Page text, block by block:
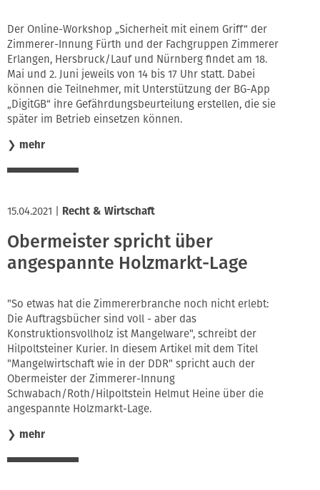
Der Online-Workshop „Sicherheit mit einem Griff“ der
Zimmerer-Innung Fürth und der Fachgruppen Zimmerer
Erlangen, Hersbruck/Lauf und Nürnberg findet am 18.
Mai und 2. Juni jeweils von 14 bis 17 Uhr statt. Dabei
können die Teilnehmer, mit Unterstützung der BG-App
„DigitGB“ ihre Gefährdungsbeurteilung erstellen, die sie
später im Betrieb einsetzen können.
❯ mehr
15.04.2021 Recht & Wirtschaft
Obermeister spricht über
angespannte Holzmarkt-Lage
"So etwas hat die Zimmererbranche noch nicht erlebt:
Die Auftragsbücher sind voll - aber das
Konstruktionsvollholz ist Mangelware", schreibt der
Hilpoltsteiner Kurier. In diesem Artikel mit dem Titel
"Mangelwirtschaft wie in der DDR" spricht auch der
Obermeister der Zimmerer-Innung
Schwabach/Roth/Hilpoltstein Helmut Heine über die
angespannte Holzmarkt-Lage.
❯ mehr